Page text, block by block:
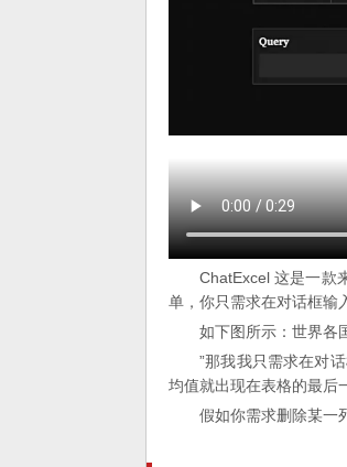
ChatExcel 这是一款
单，你只需求在对话框输
如下图所示：世界各
”那我我只需求在对
均值就出现在表格的最后
假如你需求删除某一